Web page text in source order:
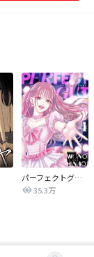
パーフェクトグリッター
35.3万